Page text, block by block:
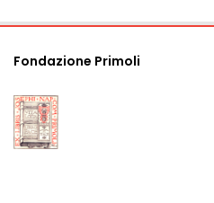
Fondazione Primoli